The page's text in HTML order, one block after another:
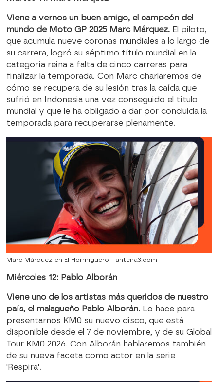
Viene a vernos un buen amigo, el campeón del
mundo de Moto GP 2025 Marc Márquez.El piloto,
que acumula nueve coronas mundiales a lo largo de
su carrera, logró su séptimo título mundial en la
categoría reina a falta de cinco carreras para
finalizar la temporada. Con Marc charlaremos de
cómo se recupera de su lesión tras la caída que
sufrió en Indonesia una vez conseguido el título
mundial y que le ha obligado a dar por concluida la
temporada para recuperarse plenamente.
Marc Márquez en El Hormiguero | antena3.com
Miércoles 12: Pablo Alborán
Viene uno de los artistas más queridos de nuestro
país, el malagueño Pablo Alborán. Lo hace para
presentarnos KM0 su nuevo disco, que está
disponible desde el 7 de noviembre, y de su Global
Tour KM0 2026. Con Alborán hablaremos también
de su nueva faceta como actor en la serie
'Respira'.